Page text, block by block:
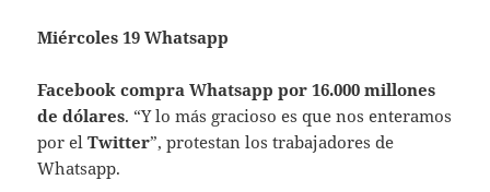
Miércoles 19 Whatsapp
Facebook compra Whatsapp por 16.000 millones
de dólares. “Y lo más gracioso es que nos enteramos
por elTwitter”, protestan los trabajadores de
Whatsapp.